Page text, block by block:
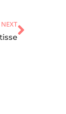
NEXT